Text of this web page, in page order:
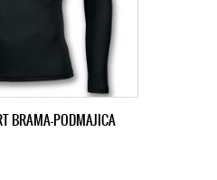
BRAMA-PODMAJICA